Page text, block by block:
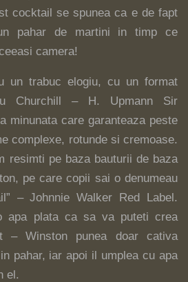
cocktail se spunea ca e de fapt
pahar de martini in timp ce
camera!
un trabuc elogiu, cu un format
Churchill – H. Upmann Sir
minunata care garanteaza peste
complexe, rotunde si cremoase.
resimti pe baza bauturii de baza
pe care copii sai o denumeau
– Johnnie Walker Red Label.
apa plata ca sa va puteti crea
– Winston punea doar cativa
pahar, iar apoi il umplea cu apa
el.